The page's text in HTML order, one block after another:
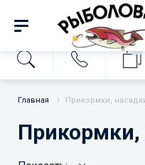
Главная Прикормки,
Прикормки,